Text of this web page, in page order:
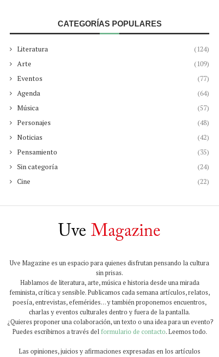
CATEGORÍAS POPULARES
Literatura
(124)
Arte
(109)
Eventos
(77)
Agenda
(64)
Música
(57)
Personajes
(48)
Noticias
(42)
Pensamiento
(35)
Sin categoría
(24)
Cine
(22)
Uve Magazine es un espacio para quienes disfrutan pensando la cultura
sin prisas.
Hablamos de literatura, arte, música e historia desde una mirada
feminista, crítica y sensible. Publicamos cada semana artículos, relatos,
poesía, entrevistas, efemérides… y también proponemos encuentros,
charlas y eventos culturales dentro y fuera de la pantalla.
¿Quieres proponer una colaboración, un texto o una idea para un evento?
Puedes escribirnos a través del formulario de contacto. Leemos todo.
Las opiniones, juicios y afirmaciones expresadas en los artículos